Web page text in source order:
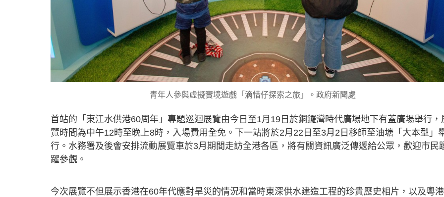
青年人參與虛擬實境遊戲「滴惜仔探索之旅」。政府新聞處
首站的「東江水供港60周年」專題巡迴展覽由今日至1月19日於銅鑼灣時代廣場地下有蓋廣場舉行，
覽時間為中午12時至晚上8時，入場費用全免。下一站將於2月22日至3月2日移師至油塘「大本型」
行。水務署及後會安排流動展覽車於3月期間走訪全港各區，將有關資訊廣泛傳遞給公眾，歡迎市民
躍參觀。
今次展覽不但展示香港在60年代應對旱災的情況和當時東深供水建造工程的珍貴歷史相片，以及粵